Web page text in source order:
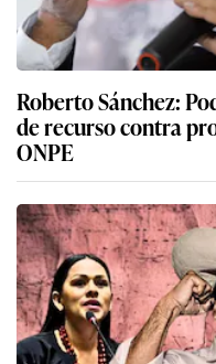
Roberto Sánchez:
de recurso contra
ONPE